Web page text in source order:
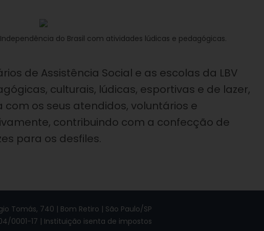
do Brasil com atividades lúdicas e pedagógicas.
de Assistência Social e as escolas da LBV
culturais, lúdicas, esportivas e de lazer,
os seus atendidos, voluntários e
contribuindo com a confecção de
para os desfiles.
Tomás, 740 | Bom Retiro | São Paulo/SP
0001-17 | Instituição isenta de impostos